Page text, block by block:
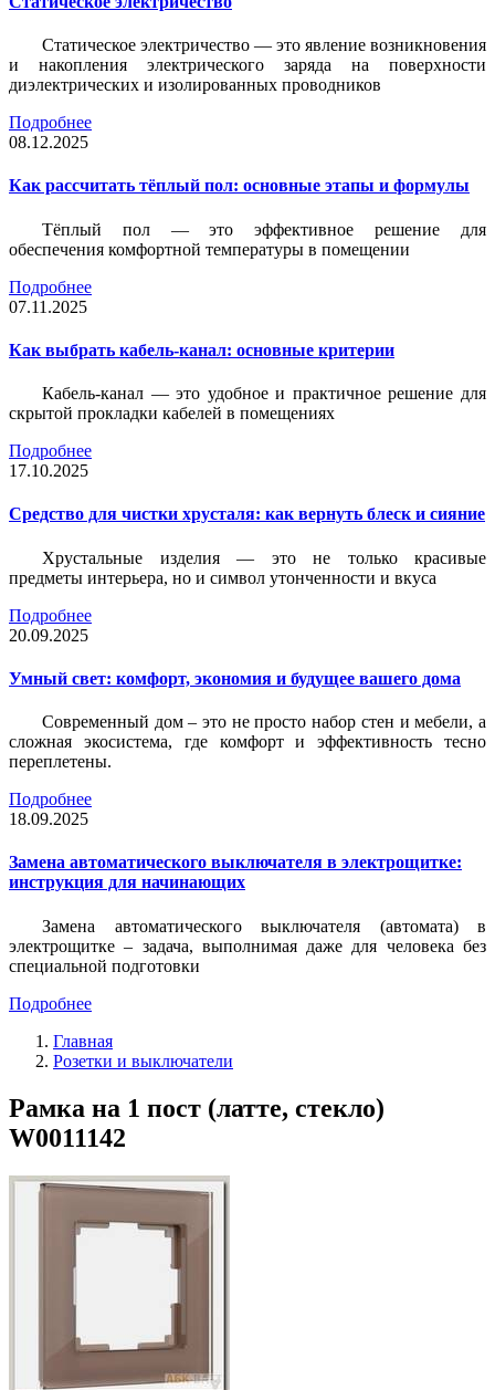
Статическое электричество — это явление возникновения
и накопления электрического заряда на поверхности
диэлектрических и изолированных проводников
Подробнее
08.12.2025
Как рассчитать тёплый пол: основные этапы и формулы
Тёплый пол — это эффективное решение для
обеспечения комфортной температуры в помещении
Подробнее
07.11.2025
Как выбрать кабель-канал: основные критерии
Кабель-канал — это удобное и практичное решение для
скрытой прокладки кабелей в помещениях
Подробнее
17.10.2025
Средство для чистки хрусталя: как вернуть блеск и сияние
Хрустальные изделия — это не только красивые
предметы интерьера, но и символ утонченности и вкуса
Подробнее
20.09.2025
Умный свет: комфорт, экономия и будущее вашего дома
Современный дом – это не просто набор стен и мебели, а
сложная экосистема, где комфорт и эффективность тесно
переплетены.
Подробнее
18.09.2025
Замена автоматического выключателя в электрощитке:
инструкция для начинающих
Замена автоматического выключателя (автомата) в
электрощитке – задача, выполнимая даже для человека без
специальной подготовки
Подробнее
Главная
Розетки и выключатели
Рамка на 1 пост (латте, стекло)
W0011142